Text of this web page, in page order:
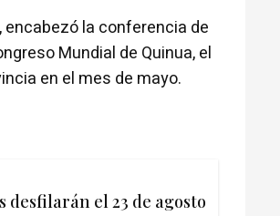
encabezó la conferencia de
Mundial de Quinua, el
en el mes de mayo.
desfilarán el 23 de agosto